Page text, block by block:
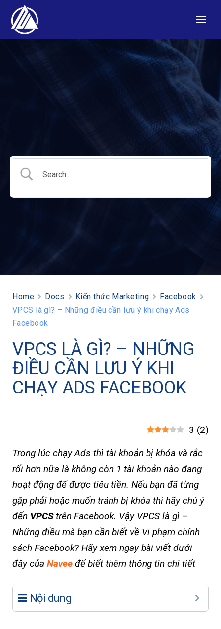
Home Docs Kiến thức Marketing
Facebook
VPCS là gì? – Những điều cần lưu ý khi chạy Ads
Facebook
VPCS LÀ GÌ? – NHỮNG
ĐIỀU CẦN LƯU Ý KHI
CHẠY ADS FACEBOOK
3 (2)
Trong lúc chạy Ads thì tài khoản bị khóa và rắc
rối hơn nữa là không còn 1 tài khoản nào đang
hoạt động để được tiêu tiền. Nếu bạn đã từng
gặp phải hoặc muốn tránh bị khóa thì hãy chú ý
đến VPCStrên Facebook. Vậy VPCS là gì –
Những điều mà bạn cần biết về Vi phạm chính
sách Facebook? Hãy xem ngay bài viết dưới
đây của Navee để biết thêm thông tin chi tiết
Nội dung